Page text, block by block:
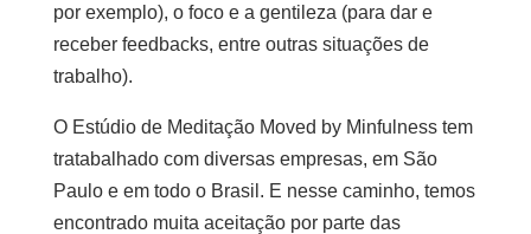
por exemplo), o foco e a gentileza (para dar e
receber feedbacks, entre outras situações de
trabalho).
O Estúdio de Meditação Moved by Minfulness tem
tratabalhado com diversas empresas, em São
Paulo e em todo o Brasil. E nesse caminho, temos
encontrado muita aceitação por parte das